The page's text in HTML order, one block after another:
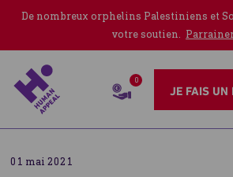
De nombreux orphelins Palestiniens et
votre soutien.
0
JE FAIS UN
01 mai 2021